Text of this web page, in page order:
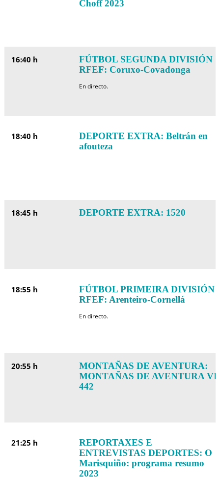
Choff 2023
16:40 h
FÚTBOL SEGUNDA DIVISIÓN
RFEF: Coruxo-Covadonga
En directo.
18:40 h
DEPORTE EXTRA: Beltrán en
afouteza
18:45 h DEPORTE EXTRA: 1520
18:55 h
FÚTBOL PRIMEIRA DIVISIÓN
RFEF: Arenteiro-Cornellá
En directo.
20:55 h
MONTAÑAS DE AVENTURA:
MONTAÑAS DE AVENTURA VI
442
21:25 h
REPORTAXES E
ENTREVISTAS DEPORTES: O
Marisquiño: programa resumo
2023